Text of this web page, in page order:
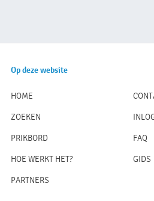
Op deze website
HOME
ZOEKEN
PRIKBORD FAQ
HOE WERKT HET? GIDS
PARTNERS